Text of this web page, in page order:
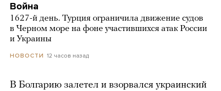
Война
1627-й день. Турция ограничила движение судов
в Черном море на фоне участившихся атак России
и Украины
НОВОСТИ 12 часов назад
В Болгарию залетел и взорвался украинский